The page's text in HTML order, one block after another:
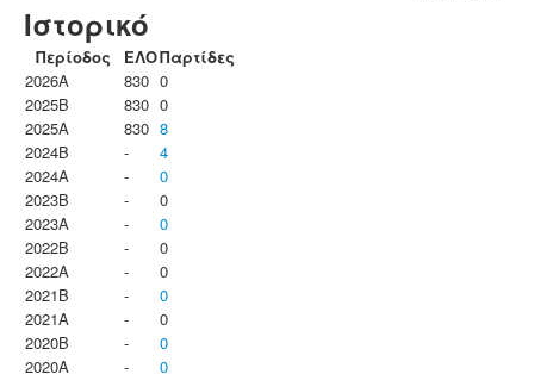
Ιστορικό
Περίοδος ΕΛΟΠαρτίδες
2026A
830 0
2025B
830 0
2025A
830 8
2024B
-
4
2024A
-
0
2023B
-
0
2023Α
-
0
2022B
-
0
2022A
-
0
2021B
-
0
2021A
-
0
2020B
-
0
2020A
- 0